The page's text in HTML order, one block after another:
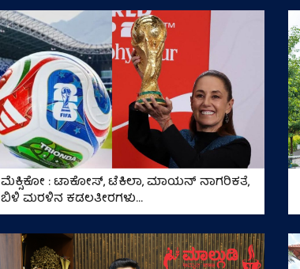
ಮೆಕ್ಸಿಕೋ : ಟಾಕೋಸ್‌, ಟೆಕಿಲಾ, ಮಾಯನ್ ನಾಗರಿಕತೆ,
ಬಿಳಿ ಮರಳಿನ ಕಡಲತೀರಗಳು…